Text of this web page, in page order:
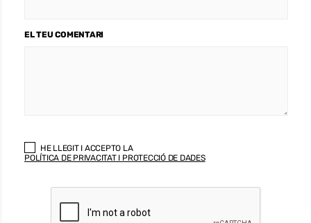
EL TEU COMENTARI
HE LLEGIT I ACCEPTO LA
POLÍTICA DE PRIVACITAT I PROTECCIÓ DE DADES